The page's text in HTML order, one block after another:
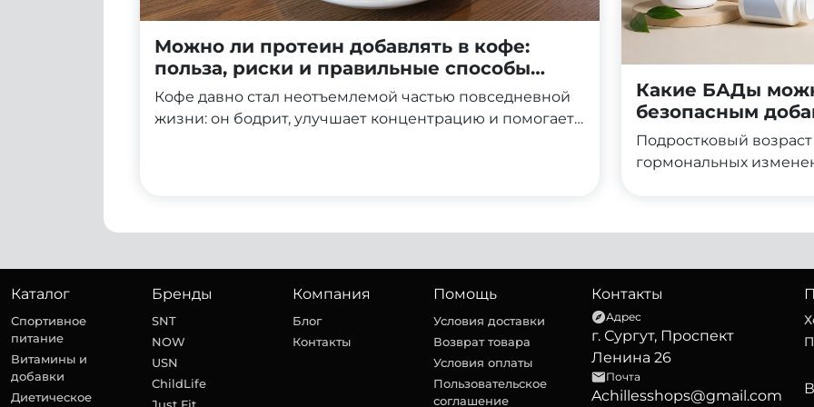
Можно ли протеин добавлять в кофе:
польза, риски и правильные способы
приготовления
Кофе давно стал неотъемлемой частью повседневной
жизни: он бодрит, улучшает концентрацию и помогает
Какие БАДы
безопасным
Подростковый
гормональных
могут навредить? В
добавки безопасны для
правильно выбирать и
обойтись.
Каталог
Спортивное
питание
Витамины и
добавки
Диетическое
Бренды
SNT
NOW
USN
ChildLife
Компания
Блог
Контакты
Помощь
Условия доставки
Возврат товара
Условия оплаты
Пользовательское
соглашение
Контакты
Адрес
г. Сургут, Проспект
Ленина 26
Почта
Achillesshops@gmail.com